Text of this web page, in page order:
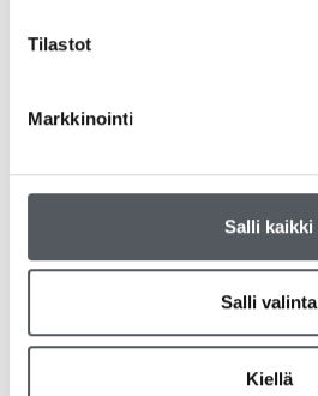
Tilastot
Markkinointi
Salli kaikki
Salli valinta
Kiellä